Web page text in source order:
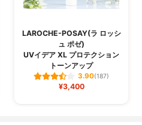
LAROCHE-POSAY(ラ ロッシ
ュ ポゼ)
UVイデア XL プロテクション
トーンアップ
3.90(187)
¥3,400